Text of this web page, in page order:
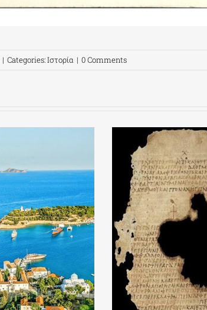
| Categories:Ιστορία | 0 Comments